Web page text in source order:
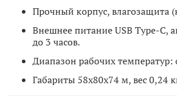
Прочный корпус, влагозащита
Внешнее питание USB Type-C,
до 3 часов.
Диапазон рабочих температур:
Габариты 58x80x74 м, вес 0,24